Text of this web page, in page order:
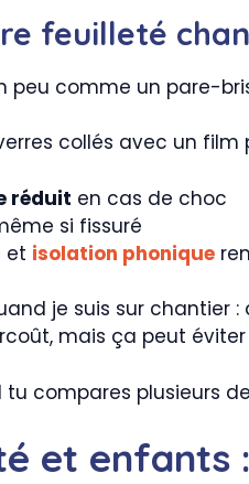
feuilleté
peu comme un pare-
collés avec un
réduit en cas de choc
si fissuré
et isolation phonique
je suis sur chantier
mais ça peut
compares plusieurs
et enfants